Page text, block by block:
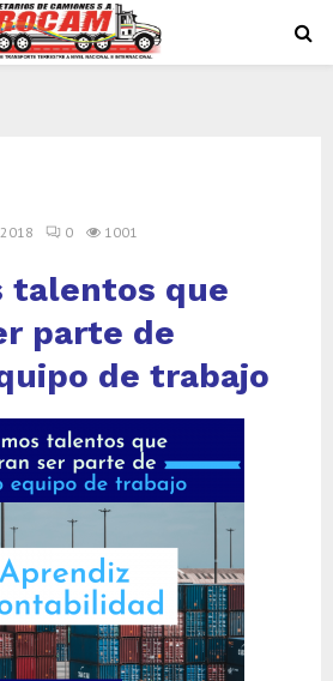
0 1001
talentos que
parte de
de trabajo